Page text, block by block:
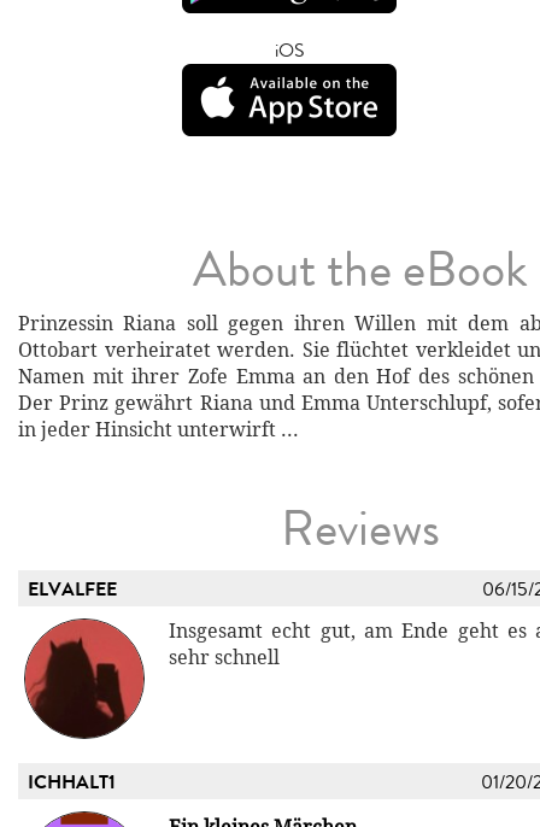
iOS
About the eBook
Prinzessin Riana soll gegen ihren Willen mit dem
Ottobart verheiratet werden. Sie flüchtet verkleidet
Namen mit ihrer Zofe Emma an den Hof des
Der Prinz gewährt Riana und Emma Unterschlupf,
in jeder Hinsicht unterwirft ...
Reviews
ELVALFEE 06/15/
Insgesamt echt gut, am Ende geht es
sehr schnell
ICHHALT1 01/20/